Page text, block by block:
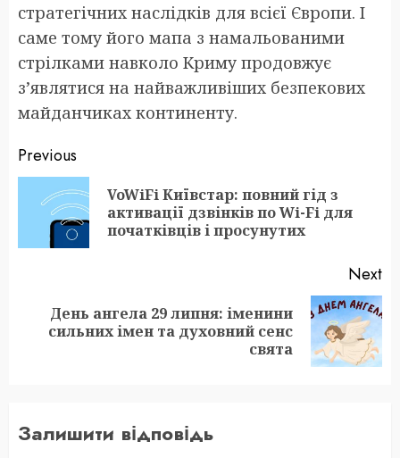
стратегічних наслідків для всієї Європи. І
саме тому його мапа з намальованими
стрілками навколо Криму продовжує
з’являтися на найважливіших безпекових
майданчиках континенту.
Post
navigation
Previous
VoWiFi Київстар: повний гід з
активації дзвінків по Wi-Fi для
початківців і просунутих
Next
Next
День ангела 29 липня: іменини
сильних імен та духовний сенс
свята
Залишити відповідь